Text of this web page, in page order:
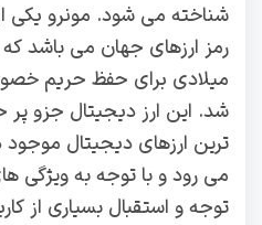
شناخته می شود. مونرو یکی
میلادی برای حفظ حریم
شد. این ارز دیجیتال جزو
ترین ارزهای دیجیتال
می رود و با توجه به ویژگی
توجه و استقبال بسیاری از